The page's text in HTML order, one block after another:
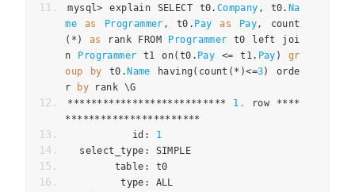
mysql> explain SELECT t0. Company , t0. Na
me
as Programmer , t0 . Pay as Pay,
count
(*)
as rank FROM Programmer t0 left joi
n
Programmer t1 on( t0 . Pay <= t1. Pay )
gr
oup
by t0 . Name having ( count (*)<=3)
orde
r
by rank \G
***************************
1. row ****
***********************
           id
:
1
  select_type
:
SIMPLE
        table
:
t0
         type
:
ALL